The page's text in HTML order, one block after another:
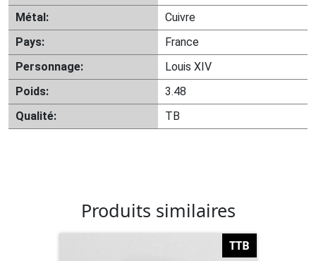
Métal:
Cuivre
Pays:
France
Personnage:
Louis XIV
Poids:
3.48
Qualité:
TB
Produits similaires
TTB